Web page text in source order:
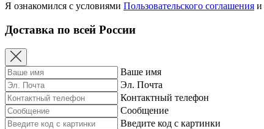
Я ознакомился с условиями Пользовательского соглашения и
Доставка по всей России
Ваше имя
Эл. Почта
Контактный телефон
Сообщение
Введите код с картинки